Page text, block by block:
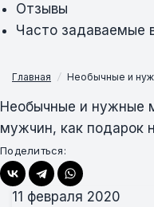
Отзывы
Часто задаваемые
Главная / Необычные и
Необычные и нужные
мужчин, как подарок
Поделиться:
11 февраля 2020